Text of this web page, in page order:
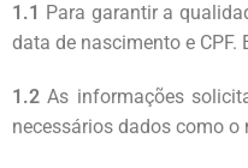
1.1 Para garantir a
data de nascimento e
1.2 As informações
necessários dados como